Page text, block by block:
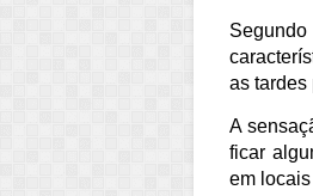
as tardes
A
ficar
em